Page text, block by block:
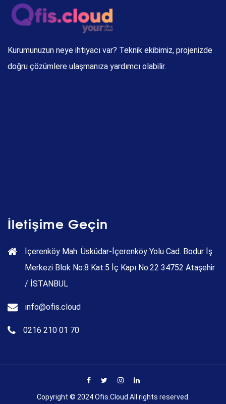
Kurumunuzun neye ihtiyacı var? Teknik ekibimiz, projenizde
doğru çözümlere ulaşmanıza yardımcı olabilir.
İletişime Geçin
İçerenköy Mah. Üsküdar-İçerenköy Yolu Cad. Bodur İş
Merkezi Blok No:8 Kat:5 İç Kapı No:22 34752 Ataşehir
/ İSTANBUL
info@ofis.cloud
0216 210 01 70
Copyright © 2024 Ofis.Cloud All rights reserved.